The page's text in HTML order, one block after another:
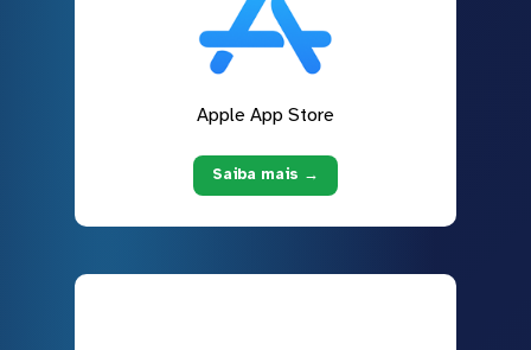
Apple App Store
Saiba mais →